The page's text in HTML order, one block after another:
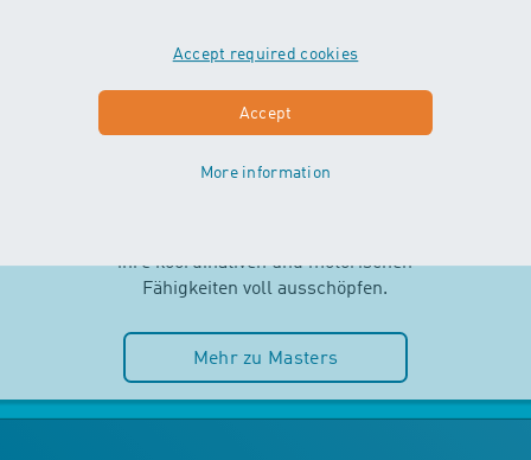
Accept required cookies
Accept
More information
MASTERS
AB 2.5 JAHREN
ihre koordinativen und motorischen
Fähigkeiten voll ausschöpfen.
Mehr zu Masters